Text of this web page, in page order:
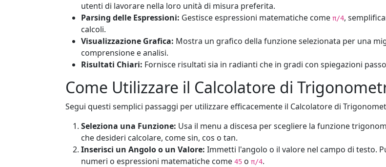
utenti di lavorare nella loro unità di misura preferita.
Parsing delle Espressioni: Gestisce espressioni matematiche come π/4,
calcoli.
Visualizzazione Grafica: Mostra un grafico della funzione selezionata per una
comprensione e analisi.
Risultati Chiari: Fornisce risultati sia in radianti che in gradi con spiegazioni
Come Utilizzare il Calcolatore di
Segui questi semplici passaggi per utilizzare efficacemente il Calcolatore di
Seleziona una Funzione: Usa il menu a discesa per scegliere la funzione
che desideri calcolare, come sin, cos o tan.
Inserisci un Angolo o un Valore: Immetti l'angolo o il valore nel campo di testo.
numeri o espressioni matematiche come 45 o π/4.